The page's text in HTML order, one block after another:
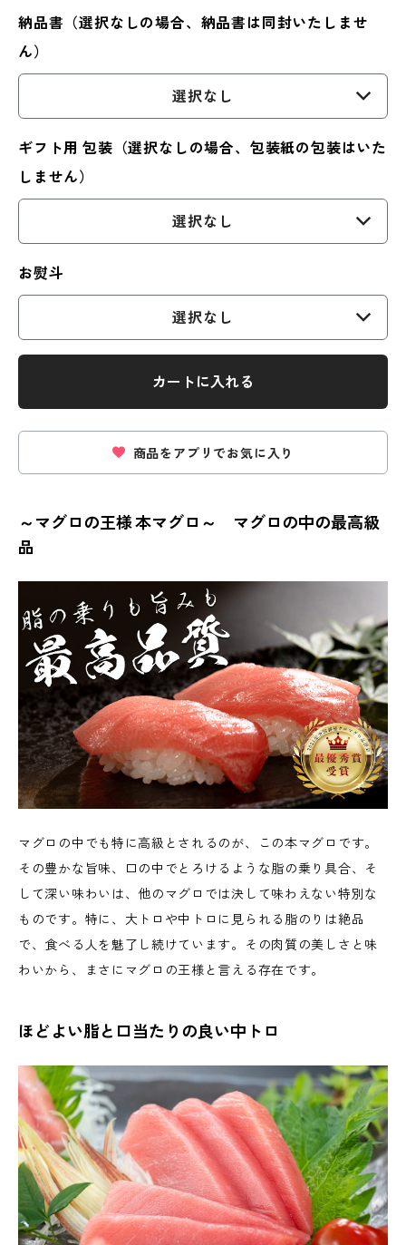
納品書（選択なしの場合、納品書は同封いたしませ
ん）
選択なし
ギフト用 包装（選択なしの場合、包装紙の包装はいた
しません）
選択なし
お熨斗
選択なし
カートに入れる
商品をアプリでお気に入り
～マグロの王様 本マグロ～ マグロの中の最高級
品
マグロの中でも特に高級とされるのが、この本マグロです。
その豊かな旨味、口の中でとろけるような脂の乗り具合、そ
して深い味わいは、他のマグロでは決して味わえない特別な
ものです。特に、大トロや中トロに見られる脂のりは絶品
で、食べる人を魅了し続けています。その肉質の美しさと味
わいから、まさにマグロの王様と言える存在です。
ほどよい脂と口当たりの良い中トロ